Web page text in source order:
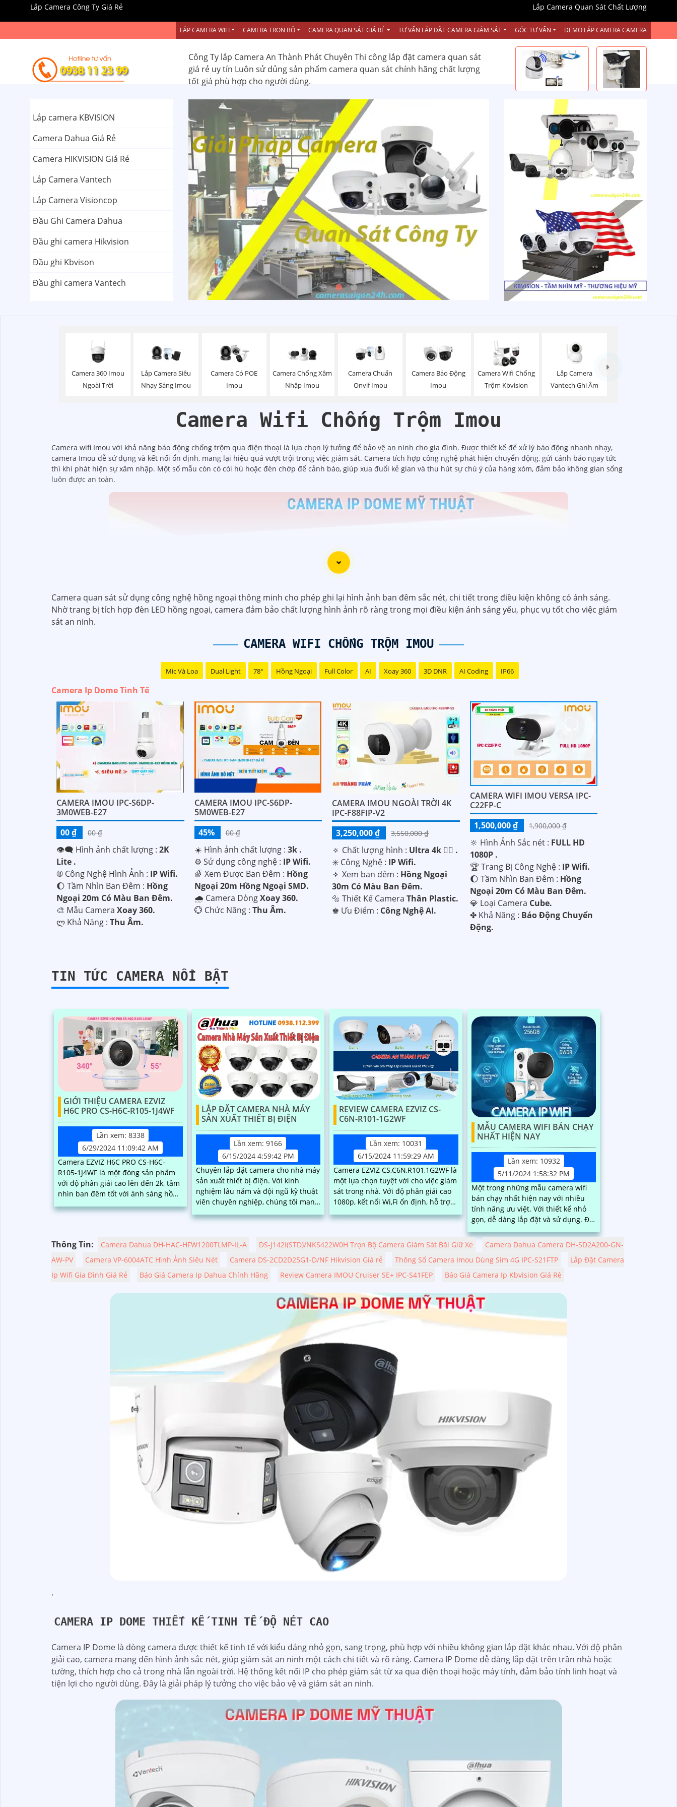
Lắp Camera Công Ty Giá Rẻ Lắp Camera Quan Sát Chất Lượng
LẮP CAMERA WIFI CAMERA TRỌN BỘ CAMERA QUAN SÁT GIÁ RẺ TƯ VẤN LẮP ĐẶT CAMERA GIÁM SÁT GÓC TƯ VẤN DEMO LẮP CAMERA CAMERA
Công Ty lắp Camera An Thành Phát Chuyên Thi công lắp đặt camera quan sát
giá rẻ uy tín Luôn sử dủng sản phẩm camera quan sát chính hãng chất lượng
tốt giá phù hợp cho người dùng.
Lắp camera KBVISION
Camera Dahua Giá Rẻ
Camera HIKVISION Giá Rẻ
Lắp Camera Vantech
Lắp Camera Visioncop
Đầu Ghi Camera Dahua
Đầu ghi camera Hikvision
Đầu ghi Kbvison
Đầu ghi camera Vantech
Camera 360 Imou
Ngoài Trời
Lắp Camera Siêu
Nhạy Sáng Imou
Camera Có POE
Imou
Camera Chống Xâm
Nhập Imou
Camera Chuẩn
Onvif Imou
Camera Báo Động
Imou
Camera Wifi Chống
Trộm Kbvision
Lắp Camera
Vantech Ghi Âm
Camera Wifi Chống Trộm Imou
Camera wifi Imou với khả năng báo động chống trộm qua điện thoại là lựa chọn lý tưởng để bảo vệ an ninh cho gia đình. Được thiết kế để xử lý báo động nhanh nhạy,
camera Imou dễ sử dụng và kết nối ổn định, mang lại hiệu quả vượt trội trong việc giám sát. Camera tích hợp công nghệ phát hiện chuyển động, gửi cảnh báo ngay tức
thì khi phát hiện sự xâm nhập. Một số mẫu còn có còi hú hoặc đèn chớp để cảnh báo, giúp xua đuổi kẻ gian và thu hút sự chú ý của hàng xóm, đảm bảo không gian sống
luôn được an toàn.
Camera quan sát sử dụng công nghệ hồng ngoại thông minh cho phép ghi lại hình ảnh ban đêm sắc nét, chi tiết trong điều kiện không có ánh sáng.
Nhờ trang bị tích hợp đèn LED hồng ngoại, camera đảm bảo chất lượng hình ảnh rõ ràng trong mọi điều kiện ánh sáng yếu, phục vụ tốt cho việc giám
sát an ninh.
CAMERA WIFI CHỐNG TRỘM IMOU
Mic Và Loa Dual Light 78° Hồng Ngoại Full Color AI Xoay 360 3D DNR AI Coding IP66
Camera Ip Dome Tinh Tế
CAMERA IMOU IPC-S6DP-
3M0WEB-E27
00 ₫
00 ₫
👁️‍🗨 Hình ảnh chất lượng : 2K
Lite .
®️ Công Nghệ Hình Ảnh : IP Wifi.
🌔 Tầm Nhìn Ban Đêm : Hồng
Ngoại 20m Có Màu Ban Đêm.
🎨 Mẫu Camera Xoay 360.
️ლ Khả Năng : Thu Âm.
CAMERA IMOU IPC-S6DP-
5M0WEB-E27
45%
00 ₫
☀️ Hình ảnh chất lượng : 3k .
⚙ Sử dụng công nghệ : IP Wifi.
🌈 Xem Được Ban Đêm : Hồng
Ngoại 20m Hồng Ngoại SMD.
🌧️ Camera DòngXoay 360.
️💮 Chức Năng : Thu Âm.
CAMERA IMOU NGOÀI TRỜI 4K
IPC-F88FIP-V2
3,250,000 ₫
3,550,000 ₫
🔅 Chất lượng hình : Ultra 4k 👍🏾 .
✳️ Công Nghệ : IP Wifi.
🔅 Xem ban đêm : Hồng Ngoại
30m Có Màu Ban Đêm.
🔩 Thiết Kế CameraThân Plastic.
️♚ Ưu Điểm : Công Nghệ AI.
CAMERA WIFI IMOU VERSA IPC-
C22FP-C
1,500,000 ₫
1,900,000 ₫
🔆 Hình Ảnh Sắc nét : FULL HD
1080P .
🏆 Trang Bị Công Nghệ : IP Wifi.
🌔 Tầm Nhìn Ban Đêm : Hồng
Ngoại 20m Có Màu Ban Đêm.
💎 Loại Camera Cube.
️✤ Khả Năng : Báo Động Chuyển
Động.
TIN TỨC CAMERA NỔI BẬT
GIỚI THIỆU CAMERA EZVIZ
H6C PRO CS-H6C-R105-1J4WF
Lần xem: 8338
6/29/2024 11:09:42 AM
Camera EZVIZ H6C PRO CS-H6C-
R105-1J4WF là một đòng sản phẩm
với độ phân giải cao lên đến 2k, tầm
nhìn ban đêm tốt với ánh sáng hồng
quay xoay...
LẮP ĐẶT CAMERA NHÀ MÁY
SẢN XUẤT THIẾT BỊ ĐIỆN
Lần xem: 9166
6/15/2024 4:59:42 PM
Chuyên lắp đặt camera cho nhà máy
sản xuất thiết bị điện. Với kinh
nghiệm lâu năm và đội ngũ kỹ thuật
viên chuyên nghiệp, chúng tôi mang
đến giải pháp an ninh hiệu quả,
giúp quản lý và giám sát hoạt động
REVIEW CAMERA EZVIZ CS-
C6N-R101-1G2WF
Lần xem: 10031
6/15/2024 11:59:29 AM
Camera EZVIZ CS,C6N,R101,1G2WF là
một lựa chọn tuyệt vời cho việc giám
sát trong nhà. Với độ phân giải cao
1080p, kết nối Wi,Fi ổn định, hỗ trợ
xoay ngang 340 độ và xoay dọc 120...
MẪU CAMERA WIFI BÁN CHẠY
NHẤT HIỆN NAY
Lần xem: 10932
5/11/2024 1:58:32 PM
Một trong những mẫu camera wifi
bán chạy nhất hiện nay với nhiều
tính năng ưu việt. Với thiết kế nhỏ
gọn, dễ dàng lắp đặt và sử dụng. Độ
phân giải cao giúp hình ảnh rõ nét
và sắc nét
Thông Tin: Camera Dahua DH-HAC-HFW1200TLMP-IL-A DS-J142I(STD)/NKS422W0H Trọn Bộ Camera Giám Sát Bãi Giữ Xe
Camera Dahua Camera DH-SD2A200-GN-
AW-PV
Camera VP-6004ATC Hình Ảnh Siêu Nét Camera DS-2CD2D25G1-D/NF Hikvision Giá rẻ Thông Số Camera Imou Dùng Sim 4G IPC-S21FTP
Lắp Đặt Camera
Ip Wifi Gia Đình Giá Rẻ
Báo Giá Camera Ip Dahua Chính Hãng Review Camera IMOU Cruiser SE+ IPC-S41FEP Báo Giá Camera Ip Kbvision Giá Rè
'
CAMERA IP DOME THIẾT KẾ TINH TẾ ĐỘ NÉT CAO
Camera IP Dome là dòng camera được thiết kế tinh tế với kiểu dáng nhỏ gọn, sang trọng, phù hợp với nhiều không gian lắp đặt khác nhau. Với độ phân
giải cao, camera mang đến hình ảnh sắc nét, giúp giám sát an ninh một cách chi tiết và rõ ràng. Camera IP Dome dễ dàng lắp đặt trên trần nhà hoặc
tường, thích hợp cho cả trong nhà lẫn ngoài trời. Hệ thống kết nối IP cho phép giám sát từ xa qua điện thoại hoặc máy tính, đảm bảo tính linh hoạt và
tiện lợi cho người dùng. Đây là giải pháp lý tưởng cho việc bảo vệ và giám sát an ninh.